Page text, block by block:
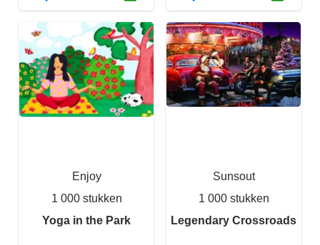
Enjoy
1 000 stukken
Yoga in the Park
Sunsout
1 000 stukken
Legendary Crossroads